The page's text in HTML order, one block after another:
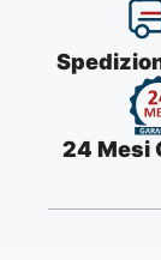
24 Mesi